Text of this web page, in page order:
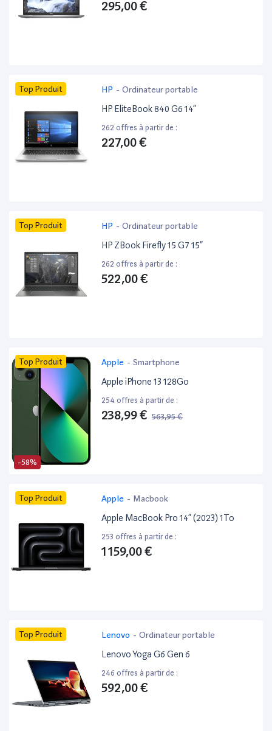
295,00 €
Top Produit HP - Ordinateur portable
HP EliteBook 840 G6 14”
262 offres à partir de :
227,00 €
Top Produit HP - Ordinateur portable
HP ZBook Firefly 15 G7 15”
262 offres à partir de :
522,00 €
-58%
Top Produit Apple - Smartphone
Apple iPhone 13 128Go
254 offres à partir de :
238,99 € 563,95 €
Top Produit Apple - Macbook
Apple MacBook Pro 14” (2023) 1To
253 offres à partir de :
1 159,00 €
Top Produit Lenovo - Ordinateur portable
Lenovo Yoga G6 Gen 6
246 offres à partir de :
592,00 €